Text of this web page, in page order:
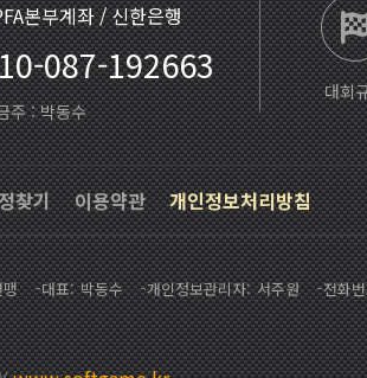
본부계좌 / 신한은행
087-192663
주 : 박동수
대회
찾기 이용약관 개인정보처리방침
대표 박동수 개인정보관리자 서주원 전화